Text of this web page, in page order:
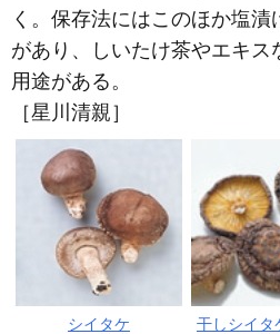
く。保存法にはこのほか塩
があり、しいたけ茶やエキス
用途がある。
［星川清親］
シイタケ 干しシイタ